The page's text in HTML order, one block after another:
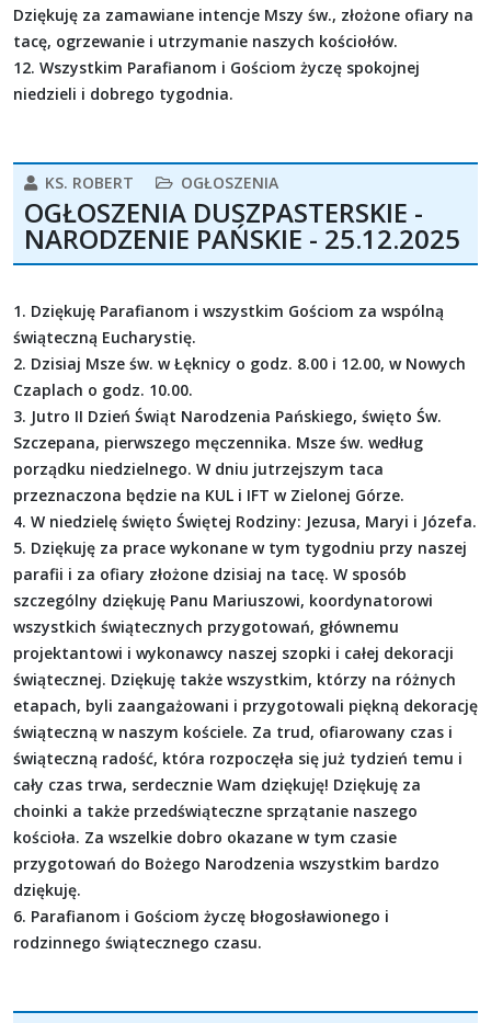
Dziękuję za zamawiane intencje Mszy św., złożone ofiary na
tacę, ogrzewanie i utrzymanie naszych kościołów.
12. Wszystkim Parafianom i Gościom życzę spokojnej
niedzieli i dobrego tygodnia.
KS. ROBERT OGŁOSZENIA
OGŁOSZENIA DUSZPASTERSKIE -
NARODZENIE PAŃSKIE - 25.12.2025
1. Dziękuję Parafianom i wszystkim Gościom za wspólną
świąteczną Eucharystię.
2. Dzisiaj Msze św. w Łęknicy o godz. 8.00 i 12.00, w Nowych
Czaplach o godz. 10.00.
3. Jutro II Dzień Świąt Narodzenia Pańskiego, święto Św.
Szczepana, pierwszego męczennika. Msze św. według
porządku niedzielnego. W dniu jutrzejszym taca
przeznaczona będzie na KUL i IFT w Zielonej Górze.
4. W niedzielę święto Świętej Rodziny: Jezusa, Maryi i Józefa.
5. Dziękuję za prace wykonane w tym tygodniu przy naszej
parafii i za ofiary złożone dzisiaj na tacę. W sposób
szczególny dziękuję Panu Mariuszowi, koordynatorowi
wszystkich świątecznych przygotowań, głównemu
projektantowi i wykonawcy naszej szopki i całej dekoracji
świątecznej. Dziękuję także wszystkim, którzy na różnych
etapach, byli zaangażowani i przygotowali piękną dekorację
świąteczną w naszym kościele. Za trud, ofiarowany czas i
świąteczną radość, która rozpoczęła się już tydzień temu i
cały czas trwa, serdecznie Wam dziękuję! Dziękuję za
choinki a także przedświąteczne sprzątanie naszego
kościoła. Za wszelkie dobro okazane w tym czasie
przygotowań do Bożego Narodzenia wszystkim bardzo
dziękuję.
6. Parafianom i Gościom życzę błogosławionego i
rodzinnego świątecznego czasu.